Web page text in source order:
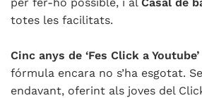
totes les facilitats.
Cinc anys de ‘Fes Click a Youtube’
fórmula encara no s’ha esgotat.
endavant, oferint als joves del